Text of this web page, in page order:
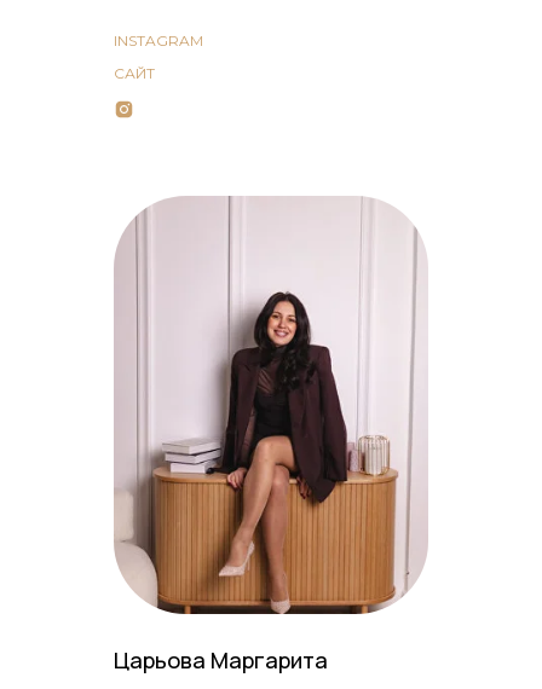
INSTAGRAM
САЙТ
Царьова Маргарита